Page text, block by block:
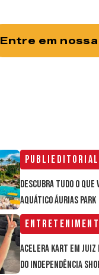
Entre em
Publieditorial
Descubra tudo o
aquático Áurias Park
Acelera Kart em Juiz
do Independência